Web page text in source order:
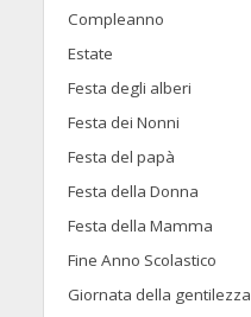
Compleanno
Estate
Festa degli alberi
Festa dei Nonni
Festa del papà
Festa della Donna
Festa della Mamma
Fine Anno Scolastico
Giornata della gentilezza